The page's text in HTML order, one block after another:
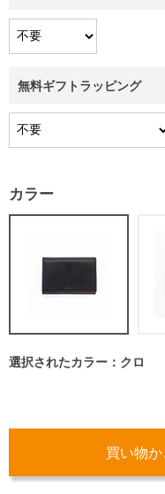
無料ギフトラッピング
カラー
選択されたカラー：クロ